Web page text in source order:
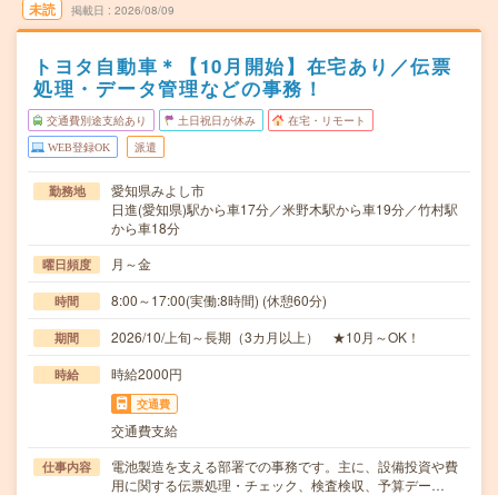
未読 掲載日 2026/08/09
トヨタ自動車＊【10月開始】在宅あり／伝票
処理・データ管理などの事務！
交通費別途支給あり 土日祝日が休み 在宅・リモート
WEB登録OK 派遣
勤務地
愛知県みよし市
日進(愛知県)駅から車17分／米野木駅から車19分／竹村駅
から車18分
曜日頻度 月～金
時間 8:00～17:00(実働:8時間) (休憩60分)
期間 2026/10/上旬～長期（3カ月以上） ★10月～OK！
時給 時給2000円
交通費
交通費支給
仕事内容
電池製造を支える部署での事務です。主に、設備投資や費
用に関する伝票処理・チェック、検査検収、予算デー…